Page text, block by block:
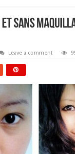
Sans
Leave a comment